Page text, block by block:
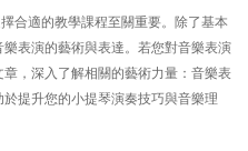
合適的教學課程至關重要。除了基本
表演的藝術與表達。若您對音樂表演
，深入了解相關的藝術力量：音樂表
提升您的小提琴演奏技巧與音樂理